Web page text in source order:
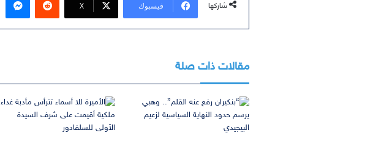
شاركها فيسبوك ‫X
مقالات ذات صلة